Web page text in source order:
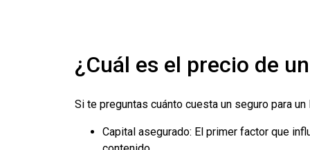
¿Cuál es el precio de
Si te preguntas cuánto cuesta un seguro para
Capital asegurado: El primer factor que